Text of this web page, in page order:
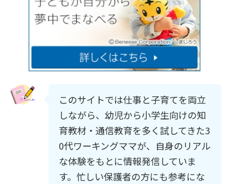
このサイトでは仕事と子育てを両立
しながら、幼児から小学生向けの知
育教材・通信教育を多く試してきた3
0代ワーキングママが、自身のリアル
な体験をもとに情報発信していま
す。忙しい保護者の方にも参考にな